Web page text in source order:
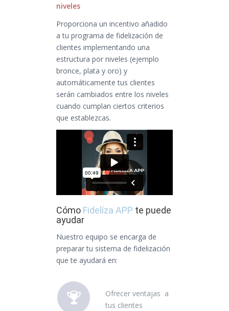
niveles
Proporciona un incentivo añadido
a tu programa de fidelización de
clientes implementando una
estructura por niveles (ejemplo
bronce, plata y oro) y
automáticamente tus clientes
serán cambiados entre los niveles
cuando cumplan ciertos criterios
que establezcas.
Cómo Fidelíza APP te puede
ayudar
Nuestro equipo se encarga de
preparar tu sistema de fidelización
que te ayudará en:
Ofrecer ventajas a
tus clientes